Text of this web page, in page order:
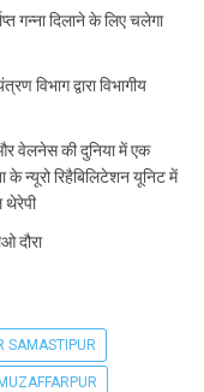
गन्ना दिलाने के लिए चलेगा
विभाग द्वारा विभागीय
वेलनेस की दुनिया में एक
न्यूरो रिहैबिलिटेशन यूनिट में
थेरेपी
दौरा
SAMASTIPUR